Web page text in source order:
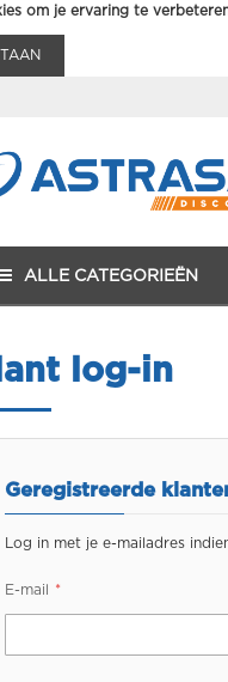
om je ervaring te
ALLE CATEGORIEËN
log-in
Geregistreerde
Log in met je e-mailadres
E-mail